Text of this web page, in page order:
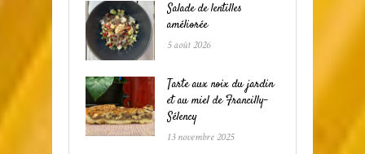
Salade de lentilles
améliorée
5 août 2026
Tarte aux noix du jardin
et au miel de Francilly-
Sélency
13 novembre 2025